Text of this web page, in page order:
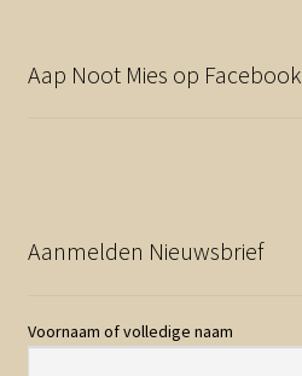
Aap Noot Mies op Facebook
Aanmelden Nieuwsbrief
Voornaam of volledige naam